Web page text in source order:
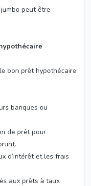
peut être
bon prêt hypothécaire
banques ou
de prêt pour
d’intérêt et les frais
aux prêts à taux